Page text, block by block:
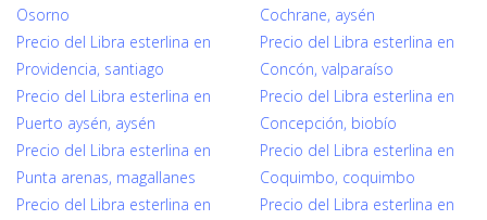
Osorno
Precio del Libra esterlina en
Providencia, santiago
Precio del Libra esterlina en
Puerto aysén, aysén
Precio del Libra esterlina en
Punta arenas, magallanes
Precio del Libra esterlina en
Cochrane, aysén
Precio del Libra esterlina en
Concón, valparaíso
Precio del Libra esterlina en
Concepción, biobío
Precio del Libra esterlina en
Coquimbo, coquimbo
Precio del Libra esterlina en